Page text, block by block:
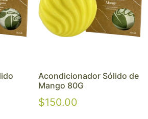
Acondicionador Sólido de
Mango 80G
$150.00